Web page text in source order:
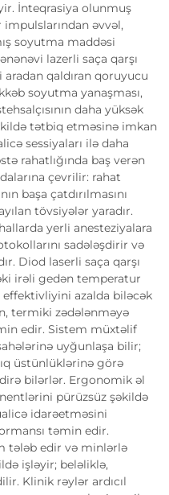
İnteqrasiya olunmuş
əvvəl,
soyutma maddəsi
lazerli saça qarşı
qaldıran qoruyucu
soyutma yanaşması,
daha yüksək
tətbiq etməsinə imkan
sessiyaları ilə daha
rahatlığında baş verən
çevrilir: rahat
başa çatdırılmasını
tövsiyələr yaradır.
yerli anesteziyalara
sadələşdirir və
Diod laserli saça qarşı
irəli gedən temperatur
azalda biləcək
termiki zədələnməyə
edir. Sistem müxtəlif
uyğunlaşa bilir;
üstünlüklərinə görə
bilərlər. Ergonomik əl
pürüzsüz şəkildə
idarəetməsini
təmin edir.
tələb edir və minlərlə
işləyir; beləliklə,
Klinik rəylər ardıcıl